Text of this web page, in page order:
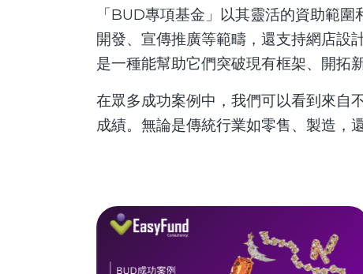
「BUD專項基金」以其靈活的資助範
開發、宣傳推廣等範疇，還支持網店設
是一種能幫助它們突破現有框架、開拓
在眾多成功案例中，我們可以看到來自
成績。無論是傳統行業如零售、製造，